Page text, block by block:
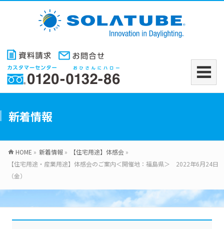
新着情報
HOME » 新着情報 » 【住宅用途】体感会 »
【住宅用途・産業用途】体感会のご案内＜開催地：福島県＞ 2022年6月24日
（金）